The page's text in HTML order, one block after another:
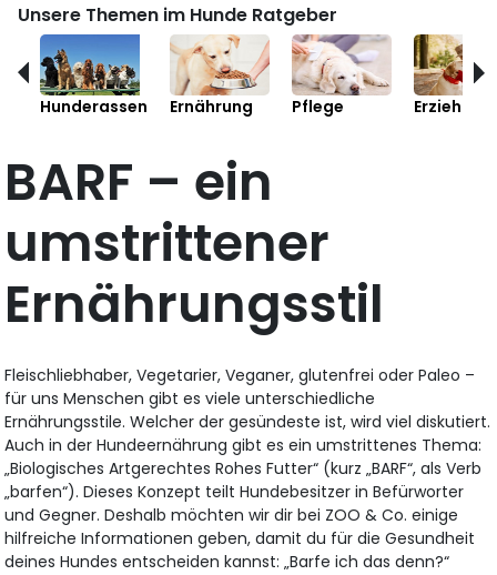
Unsere Themen im Hunde Ratgeber
Hunderassen Ernährung Pflege Erziehung
BARF – ein
umstrittener
Ernährungsstil
Fleischliebhaber, Vegetarier, Veganer, glutenfrei oder Paleo –
für uns Menschen gibt es viele unterschiedliche
Ernährungsstile. Welcher der gesündeste ist, wird viel diskutiert.
Auch in der Hundeernährung gibt es ein umstrittenes Thema:
„Biologisches Artgerechtes Rohes Futter“ (kurz „BARF“, als Verb
„barfen“). Dieses Konzept teilt Hundebesitzer in Befürworter
und Gegner. Deshalb möchten wir dir bei ZOO & Co. einige
hilfreiche Informationen geben, damit du für die Gesundheit
deines Hundes entscheiden kannst: „Barfe ich das denn?“